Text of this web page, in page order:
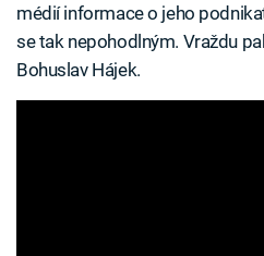
médií informace o jeho
se tak nepohodlným. Vraždu
Bohuslav Hájek.